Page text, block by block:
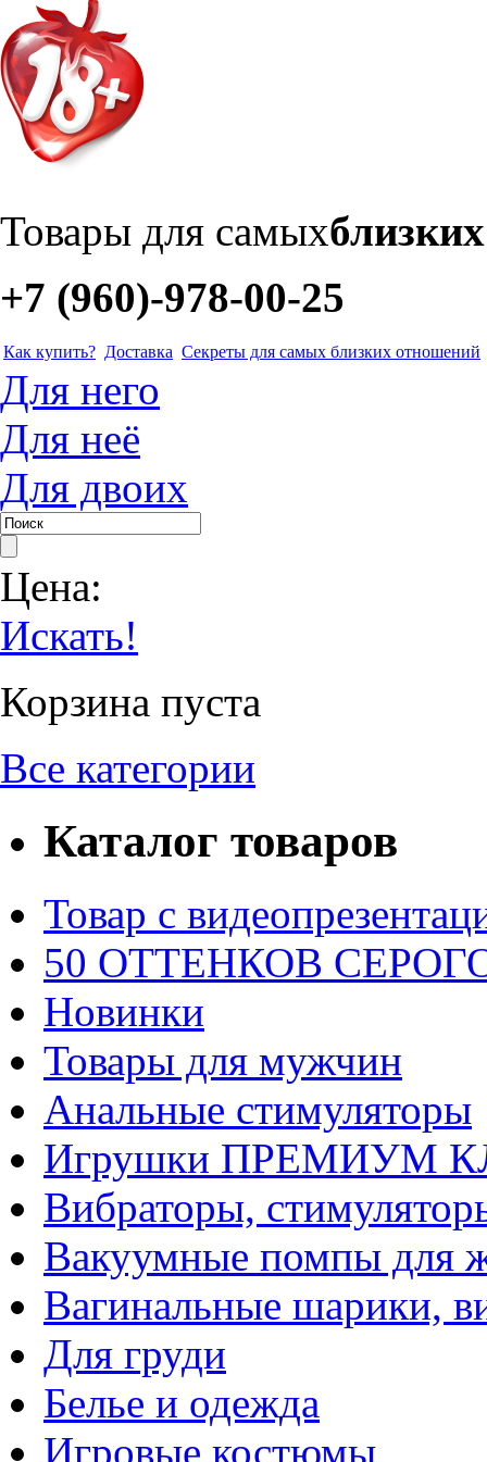
Товары для самых
+7 (960)-978-00-25
Как купить? Доставка Секреты для самых близких отношений
Для него
Для неё
Для двоих
Цена:
Искать!
Корзина пуста
Все категории
Каталог товаров
Товар с
50 ОТТЕНКОВ
Новинки
Товары для мужчин
Анальные стимуляторы
Игрушки ПРЕМИУМ
Вибраторы,
Вакуумные помпы для
Вагинальные шарики,
Для груди
Белье и одежда
Игровые костюмы